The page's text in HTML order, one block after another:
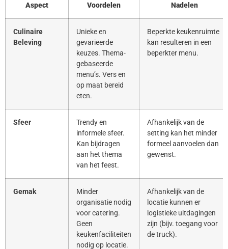
Aspect Voordelen Nadelen
Culinaire
Beleving
Unieke en
gevarieerde
keuzes. Thema-
gebaseerde
menu’s. Vers en
op maat bereid
eten.
Beperkte keukenruimte
kan resulteren in een
beperkter menu.
Sfeer
Trendy en
informele sfeer.
Kan bijdragen
aan het thema
van het feest.
Afhankelijk van de
setting kan het minder
formeel aanvoelen dan
gewenst.
Gemak
Minder
organisatie nodig
voor catering.
Geen
keukenfaciliteiten
nodig op locatie.
Afhankelijk van de
locatie kunnen er
logistieke uitdagingen
zijn (bijv. toegang voor
de truck).